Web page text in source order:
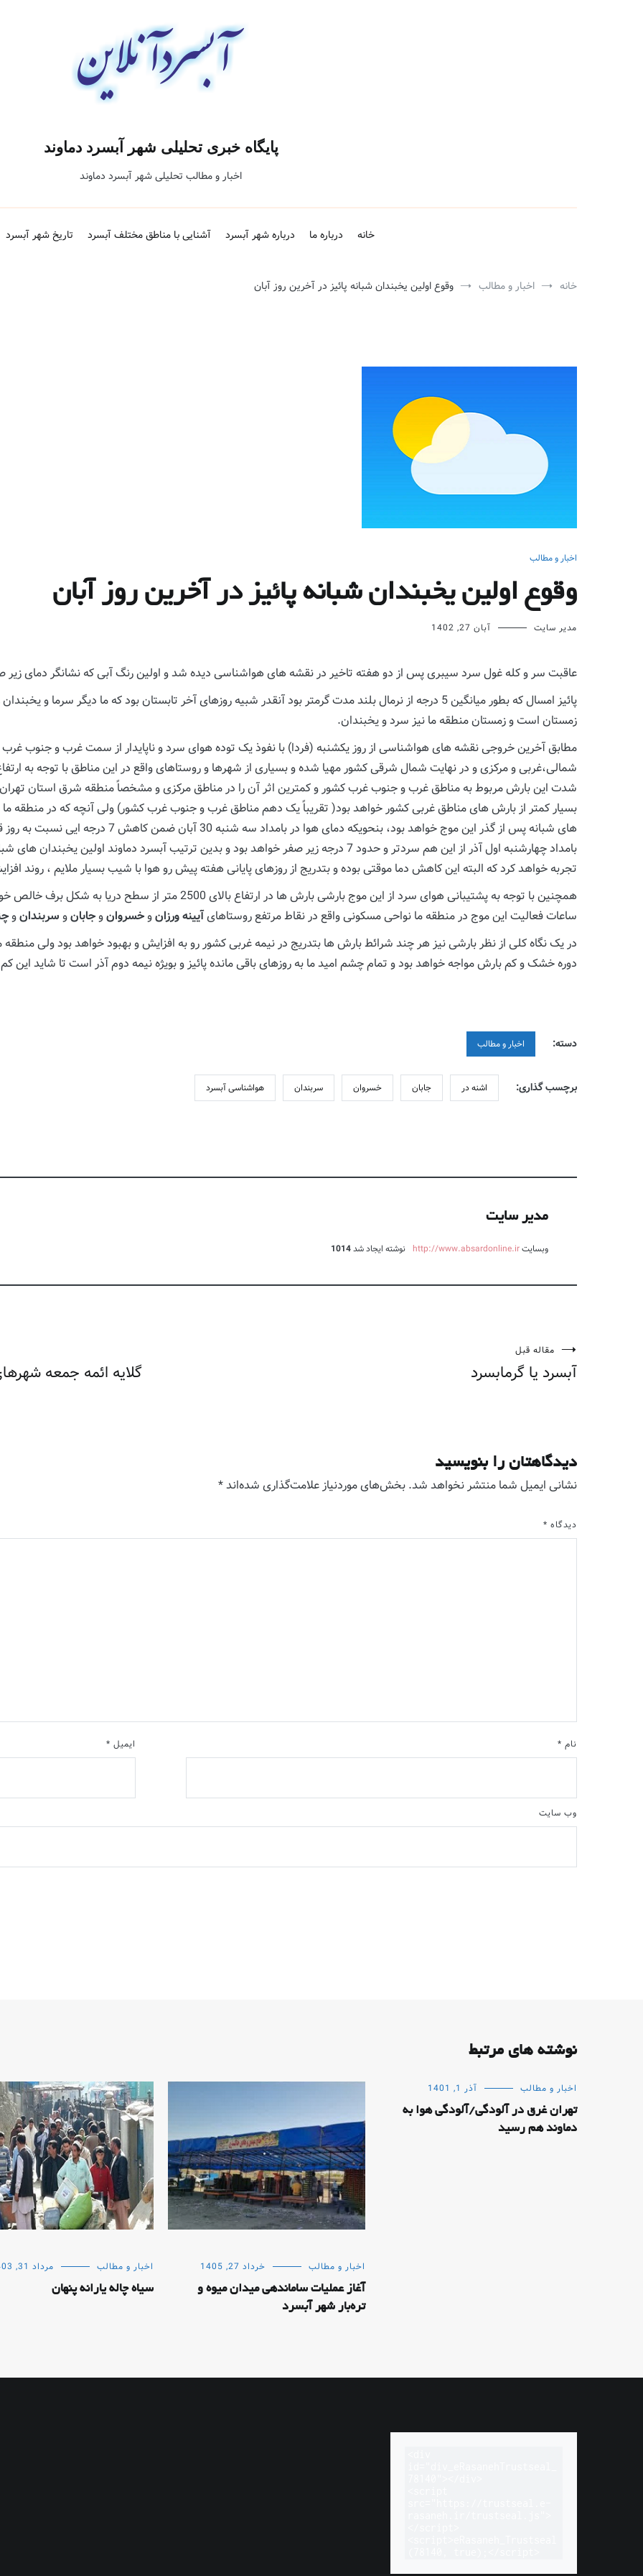
پایگاه خبری تحلیلی شهر آبسرد دماوند
اخبار و مطالب تحلیلی شهر آبسرد دماوند
خانه درباره ما درباره شهر آبسرد آشنایی با مناطق مختلف آبسرد تاریخ شهر آبسرد
خانه اخبار و مطالب وقوع اولین یخبندان شبانه پائیز در آخرین روز آبان
اخبار و مطالب
وقوع اولین یخبندان شبانه پائیز در آخرین روز آبان
مدیر سایت آبان 27, 1402
عاقبت سر و کله غول سرد سیبری پس از دو هفته تاخیر در نقشه های هواشناسی دیده شد و اولین رنگ آبی که نشانگر دمای
پائیز امسال که بطور میانگین 5 درجه از نرمال بلند مدت گرمتر بود آنقدر شبیه روزهای آخر تابستان بود که ما دیگر
زمستان است و زمستان منطقه ما نیز سرد و یخبندان.
مطابق آخرین خروجی نقشه های هواشناسی از روز یکشنبه (فردا) با نفوذ یک توده هوای سرد و ناپایدار از سمت غرب و جنوب
شمالی،غربی و مرکزی و در نهایت شمال شرقی کشور مهیا شده و بسیاری از شهرها و روستاهای واقع در این مناطق با توجه به
شدت این بارش مربوط به مناطق غرب و جنوب غرب کشور و کمترین اثر آن را در مناطق مرکزی و مشخصاً منطقه شرق استان
بسیار کمتر از بارش های مناطق غربی کشور خواهد بود( تقریباً یک دهم مناطق غرب و جنوب غرب کشور) ولی آنچه که در منطقه
تجربه خواهد کرد که البته این کاهش دما موقتی بوده و بتدریج از روزهای پایانی هفته پیش رو هوا با شیب بسیار ملایم ، روند
همچنین با توجه به پشتیبانی هوای سرد از این موج بارشی بارش ها در
ساعات فعالیت این موج در منطقه ما نواحی مسکونی واقع در نقاط مرتفع روستاهایآیینه ورزانوخسروانوجابانو سربندانو
در یک نگاه کلی از نظر بارشی نیز هر چند شرائط بارش ها بتدریج در نیمه غربی کشور رو به افزایش و بهبود خواهد بود ولی منطقه
دوره خشک و کم بارش مواجه خواهد بود و تمام چشم امید ما به روزهای باقی مانده پائیز و بویژه نیمه دوم آذر است تا شاید این
دسته: اخبار و مطالب
برچسب گذاری: اشنه در جابان خسروان سربندان هواشناسی آبسرد
مدیر سایت
وبسایتhttp://www.absardonline.ir نوشته ایجاد شد1014
راهبری
مقاله قبل
آبسرد یا گرمابسرد
گلایه ائمه جمعه
دیدگاهتان را بنویسید
نشانی ایمیل شما منتشر نخواهد شد. بخش‌های موردنیاز علامت‌گذاری شده‌اند*
دیدگاه *
نام * ایمیل *
وب‌ سایت
نوشته های مرتبط
اخبار و مطالب آذر 1, 1401
تهران غرق در آلودگی/آلودگی هوا به
دماوند هم رسید
اخبار و مطالب خرداد 27, 1405
آغاز عملیات ساماندهی میدان میوه و
تره‌بار شهر آبسرد
اخبار و مطالب مرداد 31, 1403
سیاه چاله یارانه پنهان